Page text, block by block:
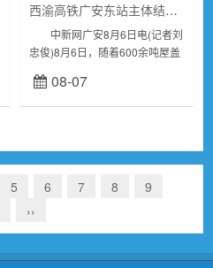
西渝高铁广安东站主体结构完工
中新网广安8月6日电(记者刘
忠俊)8月6日，随着600余吨屋盖
并完成对接，西安至重庆高速铁
路(以下简称“西渝高铁”)康渝段
08-07
5 6 7 8
9
››